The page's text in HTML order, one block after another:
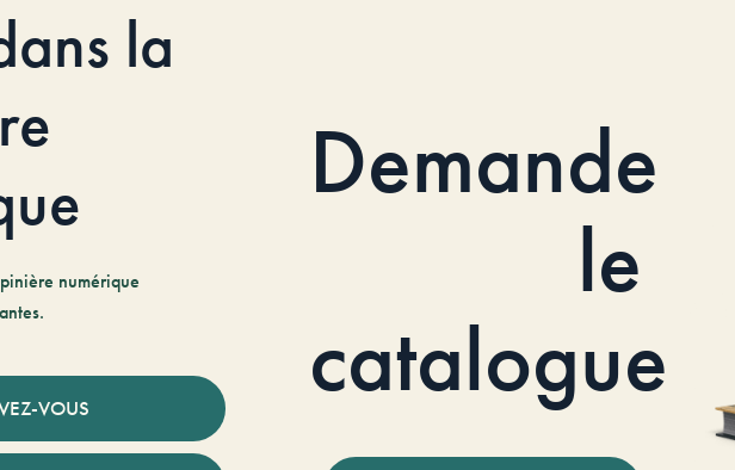
la
numérique
VOUS
Demande
le
catalogue